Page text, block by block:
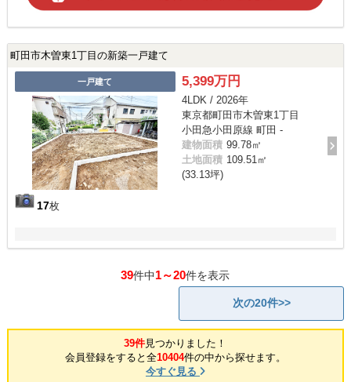
町田市木曽東1丁目の新築一戸建て
一戸建て
17枚
5,399万円
4LDK / 2026年
東京都町田市木曽東1丁目
小田急小田原線 町田 -
建物面積 99.78㎡
土地面積 109.51㎡
(33.13坪)
39件中1～20件を表示
次の20件>>
39件見つかりました！
会員登録をすると全10404件の中から探せます。
今すぐ見る